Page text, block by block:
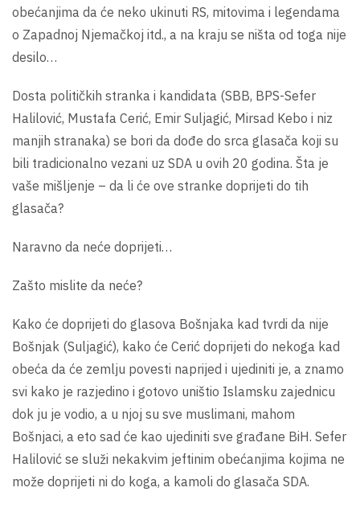
obećanjima da će neko ukinuti RS, mitovima i legendama
o Zapadnoj Njemačkoj itd., a na kraju se ništa od toga nije
desilo…
Dosta političkih stranka i kandidata (SBB, BPS-Sefer
Halilović, Mustafa Cerić, Emir Suljagić, Mirsad Kebo i niz
manjih stranaka) se bori da dođe do srca glasača koji su
bili tradicionalno vezani uz SDA u ovih 20 godina. Šta je
vaše mišljenje – da li će ove stranke doprijeti do tih
glasača?
Naravno da neće doprijeti…
Zašto mislite da neće?
Kako će doprijeti do glasova Bošnjaka kad tvrdi da nije
Bošnjak (Suljagić), kako će Cerić doprijeti do nekoga kad
obeća da će zemlju povesti naprijed i ujediniti je, a znamo
svi kako je razjedino i gotovo uništio Islamsku zajednicu
dok ju je vodio, a u njoj su sve muslimani, mahom
Bošnjaci, a eto sad će kao ujediniti sve građane BiH. Sefer
Halilović se služi nekakvim jeftinim obećanjima kojima ne
može doprijeti ni do koga, a kamoli do glasača SDA.